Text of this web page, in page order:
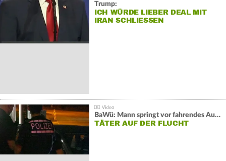
Trump:
ICH WÜRDE LIEBER DEAL MIT
IRAN SCHLIESSEN
BaWü: Mann springt vor fahrendes Auto und schießt
TÄTER AUF DER FLUCHT